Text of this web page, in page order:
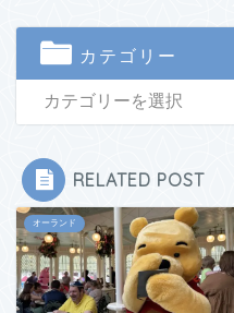
カテゴリー
RELATED POST
オーランド